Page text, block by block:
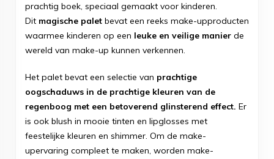
prachtig boek, speciaal gemaakt voor kinderen.
Dit magische palet bevat een reeks make-upproducten
waarmee kinderen op een leuke en veilige manier de
wereld van make-up kunnen verkennen.
Het palet bevat een selectie van prachtige
oogschaduws in de prachtige kleuren van de
regenboog met een betoverend glinsterend effect. Er
is ook blush in mooie tinten en lipglosses met
feestelijke kleuren en shimmer. Om de make-
upervaring compleet te maken, worden make-